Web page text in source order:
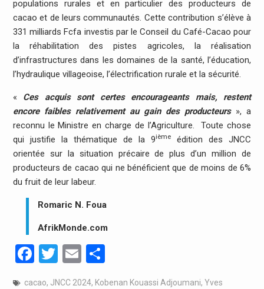
populations rurales et en particulier des producteurs de
cacao et de leurs communautés. Cette contribution s’élève à
331 milliards Fcfa investis par le Conseil du Café-Cacao pour
la réhabilitation des pistes agricoles, la réalisation
d’infrastructures dans les domaines de la santé, l’éducation,
l’hydraulique villageoise, l’électrification rurale et la sécurité.
« Ces acquis sont certes encourageants mais, restent
encore faibles relativement au gain des producteurs», a
reconnu le Ministre en charge de l’Agriculture. Toute chose
qui justifie la thématique de la 9ième
édition des JNCC
orientée sur la situation précaire de plus d’un million de
producteurs de cacao qui ne bénéficient que de moins de 6%
du fruit de leur labeur.
Romaric N. Foua
AfrikMonde.com
Facebook
Twitter
EmailPartager
cacao, JNCC 2024, Kobenan Kouassi Adjoumani, Yves